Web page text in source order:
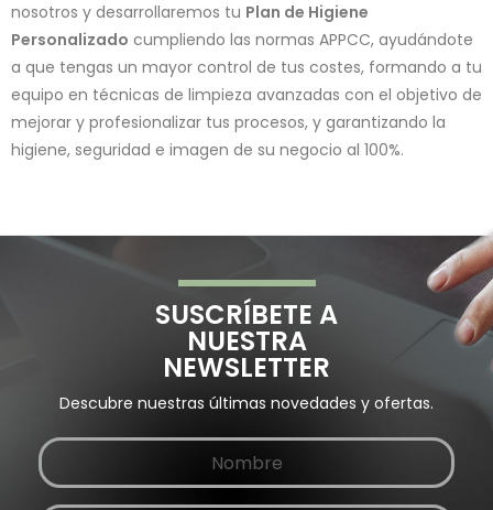
nosotros y desarrollaremos tu Plan de Higiene
Personalizado cumpliendo las normas APPCC, ayudándote
a que tengas un mayor control de tus costes, formando a tu
equipo en técnicas de limpieza avanzadas con el objetivo de
mejorar y profesionalizar tus procesos, y garantizando la
higiene, seguridad e imagen de su negocio al 100%.
SUSCRÍBETE A
NUESTRA
NEWSLETTER
Descubre nuestras últimas novedades y ofertas.